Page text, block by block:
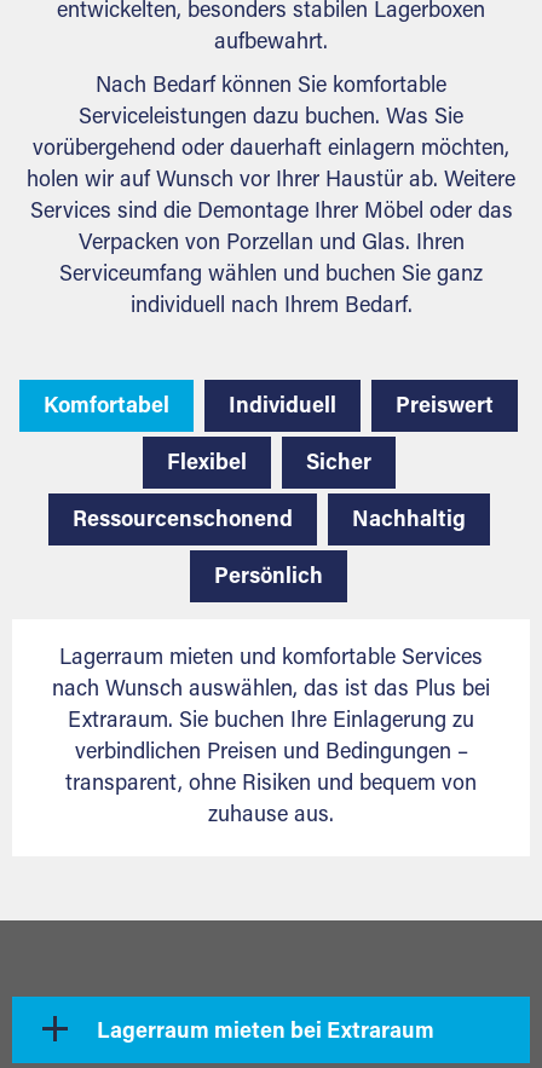
entwickelten, besonders stabilen Lagerboxen
aufbewahrt.
Nach Bedarf können Sie komfortable
Serviceleistungen dazu buchen. Was Sie
vorübergehend oder dauerhaft einlagern möchten,
holen wir auf Wunsch vor Ihrer Haustür ab. Weitere
Services sind die Demontage Ihrer Möbel oder das
Verpacken von Porzellan und Glas. Ihren
Serviceumfang wählen und buchen Sie ganz
individuell nach Ihrem Bedarf.
Komfortabel Individuell Preiswert
Flexibel Sicher
Ressourcenschonend Nachhaltig
Persönlich
Lagerraum mieten und komfortable Services
nach Wunsch auswählen, das ist das Plus bei
Extraraum. Sie buchen Ihre Einlagerung zu
verbindlichen Preisen und Bedingungen –
transparent, ohne Risiken und bequem von
zuhause aus.
Lagerraum mieten bei Extraraum